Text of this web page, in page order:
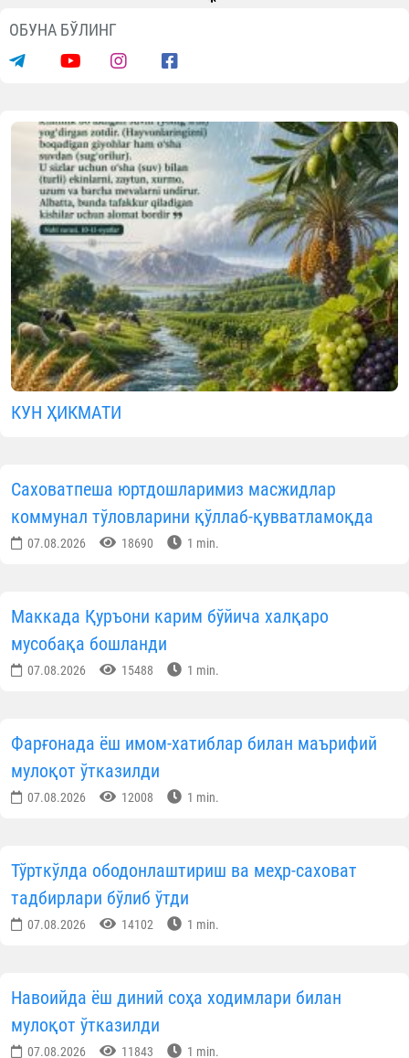
ОБУНА БЎЛИНГ
КУН ҲИКМАТИ
Саховатпеша юртдошларимиз масжидлар
коммунал тўловларини қўллаб-қувватламоқда
07.08.2026 18690 1 min.
Маккада Қуръони карим бўйича халқаро
мусобақа бошланди
07.08.2026 15488 1 min.
Фарғонада ёш имом-хатиблар билан маърифий
мулоқот ўтказилди
07.08.2026 12008 1 min.
Тўрткўлда ободонлаштириш ва меҳр-саховат
тадбирлари бўлиб ўтди
07.08.2026 14102 1 min.
Навоийда ёш диний соҳа ходимлари билан
мулоқот ўтказилди
07.08.2026 11843 1 min.